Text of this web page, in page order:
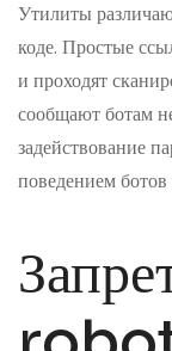
Утилиты
коде. Простые
и проходят
сообщают ботам
задействование
поведением ботов